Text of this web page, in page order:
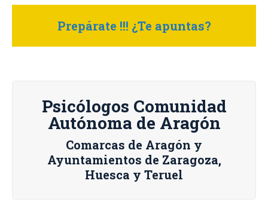
Prepárate !!! ¿Te apuntas?
Psicólogos Comunidad
Autónoma de Aragón
Comarcas de Aragón y
Ayuntamientos de Zaragoza,
Huesca y Teruel